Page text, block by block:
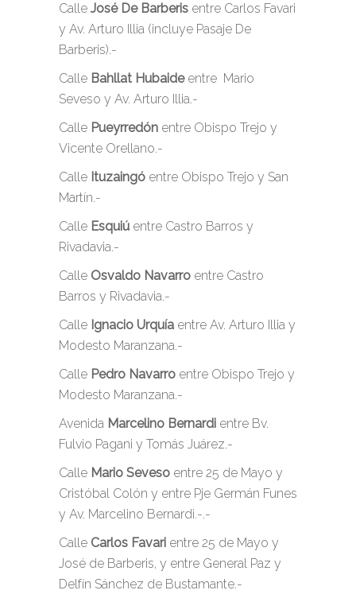
Calle José De Barberis entre Carlos Favari
y Av. Arturo Illia (incluye Pasaje De
Barberis).-
Calle Bahllat Hubaideentre Mario
Seveso y Av. Arturo Illia.-
Calle Pueyrredón entre Obispo Trejo y
Vicente Orellano.-
Calle Ituzaingó entre Obispo Trejo y San
Martín.-
Calle Esquiú entre Castro Barros y
Rivadavia.-
Calle Osvaldo Navarro entre Castro
Barros y Rivadavia.-
Calle Ignacio Urquía entre Av. Arturo Illia y
Modesto Maranzana.-
Calle Pedro Navarro entre Obispo Trejo y
Modesto Maranzana.-
Avenida Marcelino Bernardi entre Bv.
Fulvio Pagani y Tomás Juárez.-
Calle Mario Seveso entre 25 de Mayo y
Cristóbal Colón y entre Pje Germán Funes
y Av. Marcelino Bernardi.-.-
Calle Carlos Favari entre 25 de Mayo y
José de Barberis, y entre General Paz y
Delfín Sánchez de Bustamante.-